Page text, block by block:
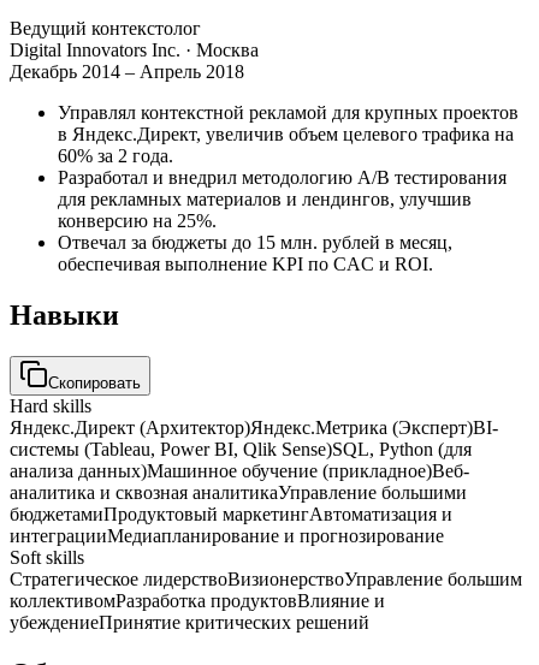
Ведущий контекстолог
Digital Innovators Inc. · Москва
Декабрь 2014 – Апрель 2018
Управлял контекстной рекламой для крупных проектов
в Яндекс.Директ, увеличив объем целевого трафика на
60% за 2 года.
Разработал и внедрил методологию A/B тестирования
для рекламных материалов и лендингов, улучшив
конверсию на 25%.
Отвечал за бюджеты до 15 млн. рублей в месяц,
обеспечивая выполнение KPI по CAC и ROI.
Навыки
Скопировать
Hard skills
Яндекс.Директ (Архитектор)Яндекс.Метрика (Эксперт)BI-
системы (Tableau, Power BI, Qlik Sense)SQL, Python (для
анализа данных)Машинное обучение (прикладное)Веб-
аналитика и сквозная аналитикаУправление большими
бюджетамиПродуктовый маркетингАвтоматизация и
интеграцииМедиапланирование и прогнозирование
Soft skills
Стратегическое лидерствоВизионерствоУправление большим
коллективомРазработка продуктовВлияние и
убеждениеПринятие критических решений